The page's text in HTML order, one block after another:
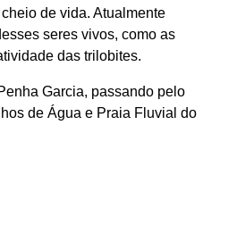
de vida. Atualmente
seres vivos, como as
das trilobites.
Garcia, passando pelo
de Água e Praia Fluvial do